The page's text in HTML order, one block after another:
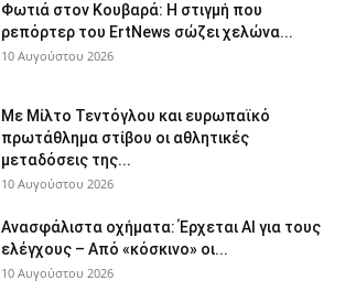
Φωτιά στον Κουβαρά: Η στιγμή που
ρεπόρτερ του ErtNews σώζει χελώνα...
10 Αυγούστου 2026
Με Μίλτο Τεντόγλου και ευρωπαϊκό
πρωτάθλημα στίβου οι αθλητικές
μεταδόσεις της...
10 Αυγούστου 2026
Ανασφάλιστα οχήματα: Έρχεται ΑΙ για τους
ελέγχους – Από «κόσκινο» οι...
10 Αυγούστου 2026